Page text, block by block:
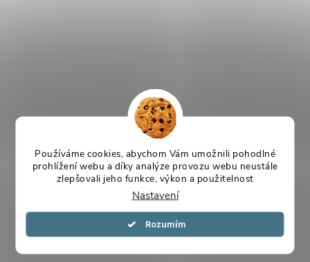
Používáme cookies, abychom Vám umožnili pohodlné
prohlížení webu a díky analýze provozu webu neustále
zlepšovali jeho funkce, výkon a použitelnost
Nastavení
Souhlasím